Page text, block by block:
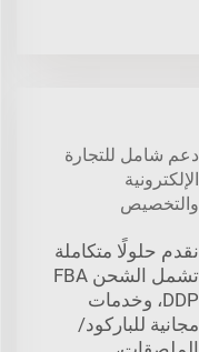
دعم شامل للتجارة
الإلكترونية
والتخصيص
نقدم حلولًا متكاملة
تشمل الشحن FBA
DDP، وخدمات
مجانية للباركود/